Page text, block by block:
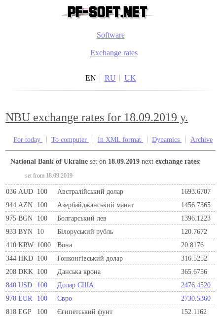
Software
Exchange rates
EN RU UK
NBU exchange rates for 18.09.2019 y.
For today To computer In XML format Dynamics Archive
National Bank of Ukraine set on 18.09.2019 nextexchange rates:
set from 18.09.2019
036 AUD 100 Австралійський долар
1693.6707
944 AZN 100 Азербайджанський манат
1456.7365
975 BGN 100 Болгарський лев
1396.1223
933 BYN 10 Бiлоруський рубль
120.7672
410 KRW 1000 Вона
20.8176
344 HKD 100 Гонконгівський долар
316.5252
208 DKK 100 Данська крона
365.6756
840 USD 100 Долар США
2476.4520
978 EUR 100 Євро
2730.5360
818 EGP 100 Єгипетський фунт
152.1162